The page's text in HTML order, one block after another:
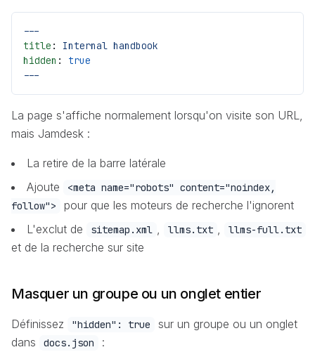
---
title : Internal handbook
hidden : true
---
La page s'affiche normalement lorsqu'on visite son URL,
mais Jamdesk :
La retire de la barre latérale
Ajoute
<meta name="robots" content="noindex,
follow">
pour que les moteurs de recherche l'ignorent
L'exclut de
sitemap.xml llms.txt llms-full.txt
et de la recherche sur site
Masquer un groupe ou un onglet entier
Définissez "hidden": true
sur un groupe ou un onglet
dans
docs.json :